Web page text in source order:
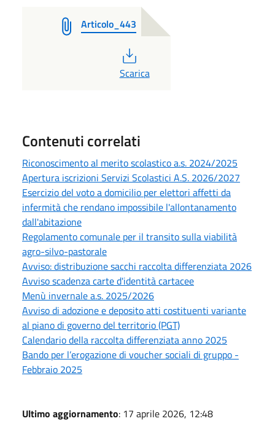
Articolo_443
PDF
Scarica
Contenuti correlati
Riconoscimento al merito scolastico a.s. 2024/2025
Apertura iscrizioni Servizi Scolastici A.S. 2026/2027
Esercizio del voto a domicilio per elettori affetti da
infermità che rendano impossibile l'allontanamento
dall'abitazione
Regolamento comunale per il transito sulla viabilità
agro-silvo-pastorale
Avviso: distribuzione sacchi raccolta differenziata 2026
Avviso scadenza carte d'identità cartacee
Menù invernale a.s. 2025/2026
Avviso di adozione e deposito atti costituenti variante
al piano di governo del territorio (PGT)
Calendario della raccolta differenziata anno 2025
Bando per l’erogazione di voucher sociali di gruppo -
Febbraio 2025
Ultimo aggiornamento: 17 aprile 2026, 12:48